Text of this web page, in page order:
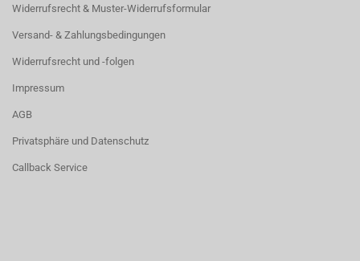
Widerrufsrecht & Muster-Widerrufsformular
Versand- & Zahlungsbedingungen
Widerrufsrecht und -folgen
Impressum
AGB
Privatsphäre und Datenschutz
Callback Service